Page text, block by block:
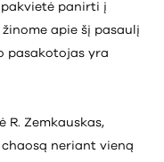
pakvietė panirti į
apie šį pasaulį
pasakotojas yra
R. Zemkauskas,
neriant vieną